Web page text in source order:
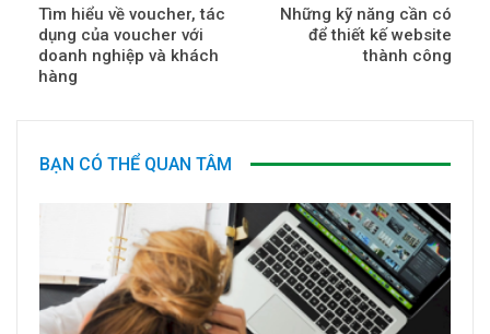
Tìm hiểu về voucher, tác
dụng của voucher với
doanh nghiệp và khách
hàng
Những kỹ năng cần có
để thiết kế website
thành công
BẠN CÓ THỂ QUAN TÂM